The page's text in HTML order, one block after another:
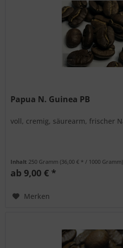
Papua N. Guinea PB
voll, cremig, säurearm, frischer
Inhalt 250 Gramm(36,00 € * / 1000 Gramm)
ab 9,00 € *
Merken